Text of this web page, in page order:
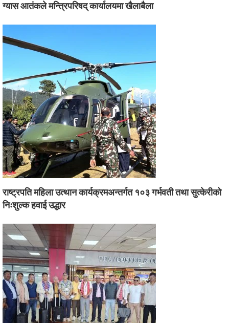
ग्यास आतंकले मन्त्रिपरिषद् कार्यालयमा खैलाबैला
राष्ट्रपति महिला उत्थान कार्यक्रमअन्तर्गत १०३ गर्भवती तथा सुत्केरीको
निःशुल्क हवाई उद्धार